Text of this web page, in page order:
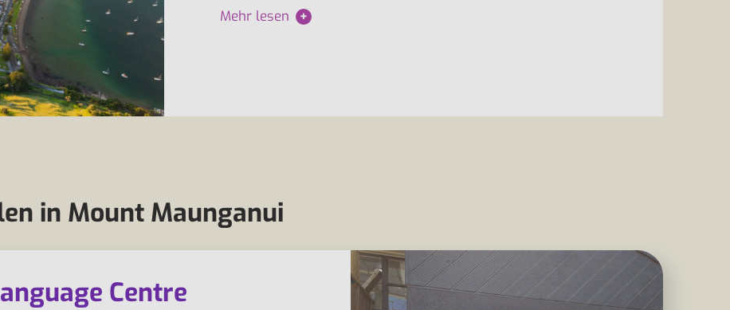
Mehr lesen +
in Mount Maunganui
Centre